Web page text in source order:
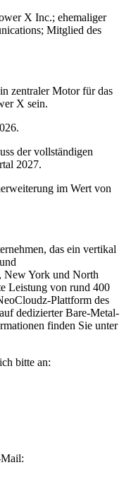
X Inc.; ehemaliger
Mitglied des
zentraler Motor für das
X sein.
der vollständigen
2027.
im Wert von
das ein vertikal
New York und North
Leistung von rund 400
Plattform des
dedizierter Bare-Metal-
finden Sie unter
bitte an: